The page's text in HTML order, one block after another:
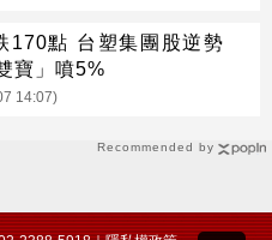
Recommended by
170點 台塑集團股逆勢
寶」噴5%
14:07)